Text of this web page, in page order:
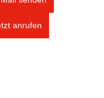
anrufen